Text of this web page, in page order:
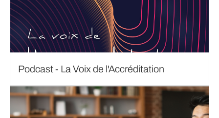
Podcast - La Voix de l'Accréditation